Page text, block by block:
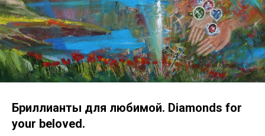
Бриллианты для любимой. Diamonds for
your beloved.